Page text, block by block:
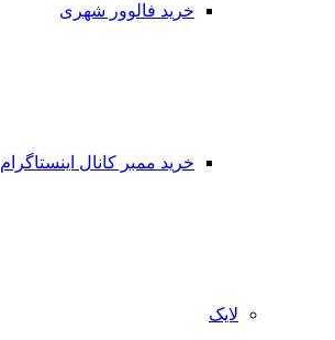
خرید فالوور شهری
خرید ممبر کانال اینستاگرام
لایک